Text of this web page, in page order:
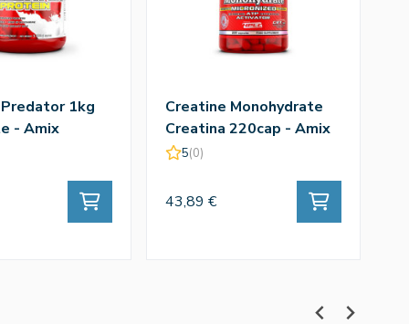
1kg
- Amix
Creatine Monohydrate
Creatina 220cap - Amix
5(0)
43,89 €